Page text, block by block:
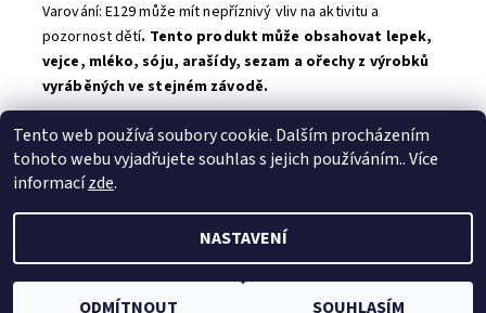
Varování: E129 může mít nepříznivý vliv na aktivitu a
pozornost dětí. Tento produkt může obsahovat lepek,
vejce, mléko, sóju, arašídy, sezam a ořechy z výrobků
vyráběných ve stejném závodě.
Přidat komentář
2026 © MyAsian-shop, všechna práva vyhrazena
Tento web používá soubory cookie. Dalším procházením
tohoto webu vyjadřujete souhlas s jejich používáním.. Více
informacízde.
NASTAVENÍ
ODMÍTNOUT SOUHLASÍM